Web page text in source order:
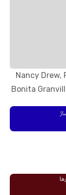
Nancy Drew,
Bonita